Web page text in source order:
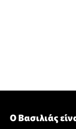
Ο Βασιλιάς